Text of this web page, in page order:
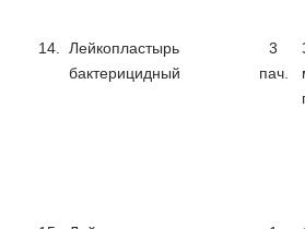
14. Лейкопластырь
бактерицидный
3
пач.